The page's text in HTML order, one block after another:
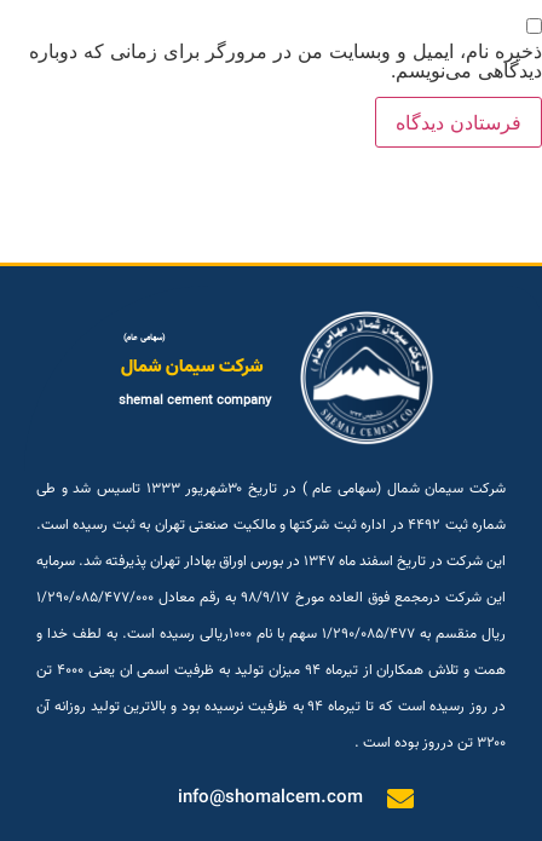
نام، ایمیل و وبسایت من در مرورگر برای زمانی که دوباره
می‌نویسم.
(سهامی عام)
شرکت سیمان شمال
shemal cement company
شرکت سیمان شمال (سهامی عام ) در تاریخ ۳۰شهريور ۱۳۳۳ تاسیس شد و طی
شماره ثبت ۴۴۹۲ در اداره ثبت شرکتها و مالکیت صنعتی تهران به ثبت رسیده است.
این شرکت در تاریخ اسفند ماه ۱۳۴۷ در بورس اوراق بهادار تهران پذیرفته شد. سرمایه
این شرکت درمجمع فوق العاده مورخ ۹۸/۹/۱۷ به رقم معادل ۱/۲۹۰/۰۸۵/۴۷۷/۰۰۰
ریال منقسم به ۱/۲۹۰/۰۸۵/۴۷۷ سهم با نام ۱۰۰۰ریالی رسیده است. به لطف خدا و
همت و تلاش همکاران از تیرماه ۹۴ میزان تولید به ظرفیت اسمی ان یعنی ۴۰۰۰ تن
در روز رسیده است که تا تیرماه ۹۴ به ظرفیت نرسیده بود و بالاترین تولید روزانه آن
۳۲۰۰ تن درروز بوده است .
info@shomalcem.com